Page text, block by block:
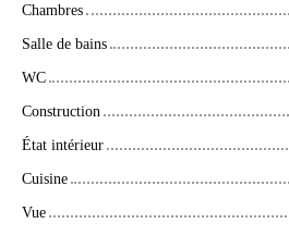
Chambres
Salle de bains
WC
Construction
État intérieur
Cuisine
Vue